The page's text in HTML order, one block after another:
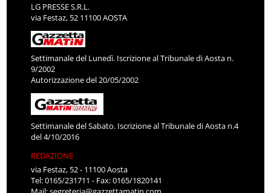
LG PRESSE S.R.L.
via Festaz, 52 11100 AOSTA
Settimanale del Lunedì. Iscrizione al Tribunale di Aosta n.
9/2002
Autorizzazione del 20/05/2002
Settimanale del Sabato. Iscrizione al Tribunale di Aosta n.4
del 4/10/2016
REDAZIONE
via Festaz, 52 - 11100 Aosta
Tel: 0165/231711 - Fax: 0165/1820141